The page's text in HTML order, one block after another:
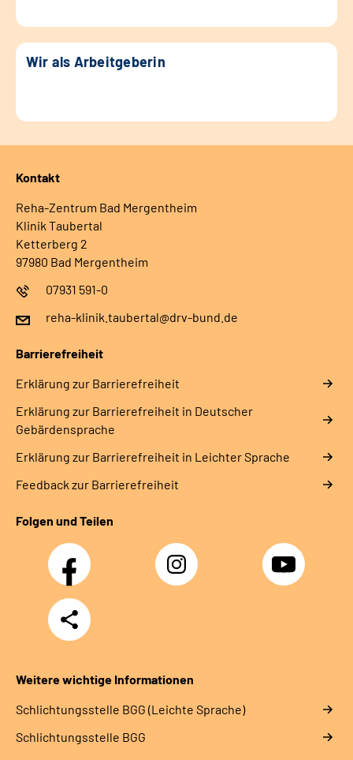
Wir als Arbeitgeberin
Kontakt
Reha-Zentrum Bad Mergentheim
Klinik Taubertal
Ketterberg 2
97980 Bad Mergentheim
07931 591-0
reha-klinik.taubertal@drv-bund.de
Barrierefreiheit
Erklärung zur Barrierefreiheit
Erklärung zur Barrierefreiheit in Deutscher
Gebärdensprache
Erklärung zur Barrierefreiheit in Leichter Sprache
Feedback zur Barrierefreiheit
Folgen und Teilen
Facebook Instagram YouTube
Teilen
Weitere wichtige Informationen
Schlich­tungs­stel­le BGG (Leichte Sprache)
Schlich­tungs­stel­le BGG